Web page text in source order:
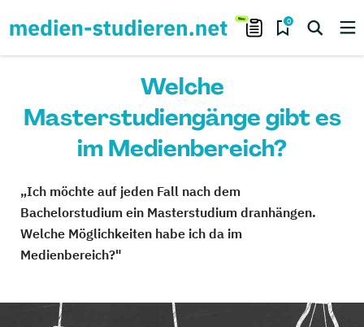
0
Welche
Masterstudiengänge gibt es
im Medienbereich?
„Ich möchte auf jeden Fall nach dem
Bachelorstudium ein Masterstudium dranhängen.
Welche Möglichkeiten habe ich da im
Medienbereich?"